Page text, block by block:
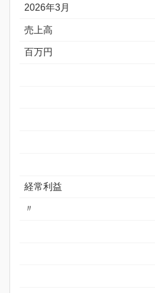
2026年3月
売上高
百万円
経常利益
〃